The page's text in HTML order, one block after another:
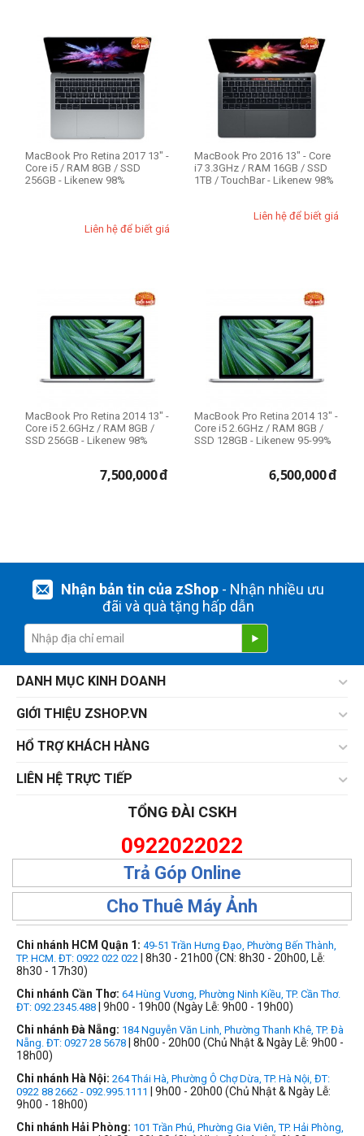
MacBook Pro Retina 2017 13" -
Core i5 / RAM 8GB / SSD
256GB - Likenew 98%
Liên hệ để biết giá
MacBook Pro 2016 13" - Core
i7 3.3GHz / RAM 16GB / SSD
1TB / TouchBar - Likenew 98%
Liên hệ để biết giá
MacBook Pro Retina 2014 13" -
Core i5 2.6GHz / RAM 8GB /
SSD 256GB - Likenew 98%
7,500,000đ
MacBook Pro Retina 2014 13" -
Core i5 2.6GHz / RAM 8GB /
SSD 128GB - Likenew 95-99%
6,500,000đ
Nhận bản tin của zShop- Nhận nhiều ưu
đãi và quà tặng hấp dẫn
DANH MỤC KINH DOANH
GIỚI THIỆU ZSHOP.VN
HỔ TRỢ KHÁCH HÀNG
LIÊN HỆ TRỰC TIẾP
TỔNG ĐÀI CSKH
0922022022
Trả Góp Online
Cho Thuê Máy Ảnh
Chi nhánh HCM Quận 1: 49-51 Trần Hưng Đạo, Phường Bến Thành,
TP. HCM. ĐT: 0922 022 022 | 8h30 - 21h00 (CN: 8h30 - 20h00, Lễ:
8h30 - 17h30)
Chi nhánh Cần Thơ: 64 Hùng Vương, Phường Ninh Kiều, TP. Cần Thơ.
ĐT: 092.2345.488 | 9h00 - 19h00 (Ngày Lễ: 9h00 - 19h00)
Chi nhánh Đà Nẵng: 184 Nguyễn Văn Linh, Phường Thanh Khê, TP. Đà
Nẵng. ĐT: 0927 28 5678 | 8h00 - 20h00 (Chủ Nhật & Ngày Lễ: 9h00 -
18h00)
Chi nhánh Hà Nội: 264 Thái Hà, Phường Ô Chợ Dừa, TP. Hà Nội, ĐT:
0922 88 2662 - 092.995.1111
| 9h00 - 20h00 (Chủ Nhật & Ngày Lễ:
9h00 - 18h00)
Chi nhánh Hải Phòng: 101 Trần Phú, Phường Gia Viên, TP. Hải Phòng,